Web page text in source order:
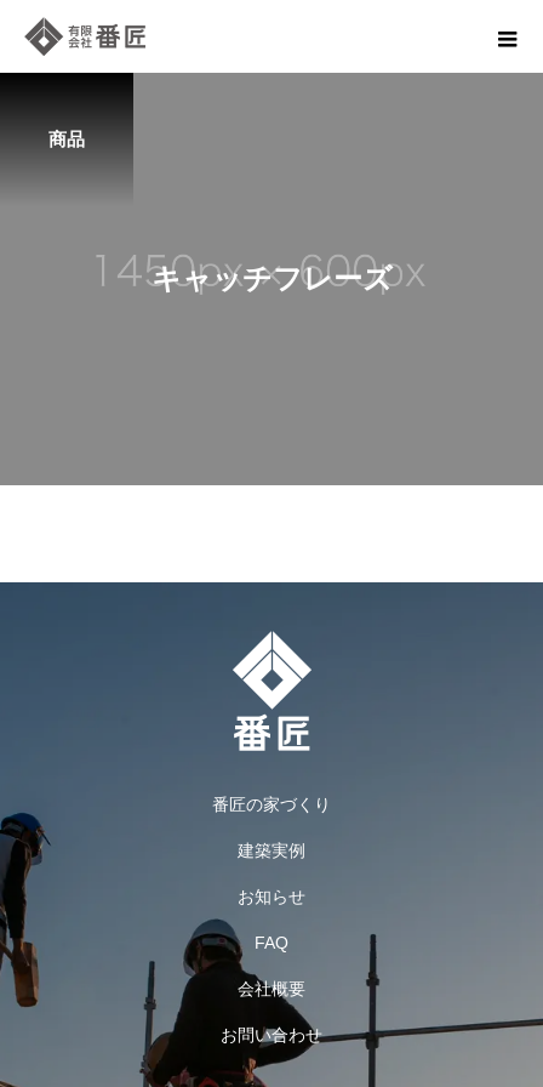
商品
キャッチフレーズ
番匠の家づくり
建築実例
お知らせ
FAQ
会社概要
お問い合わせ